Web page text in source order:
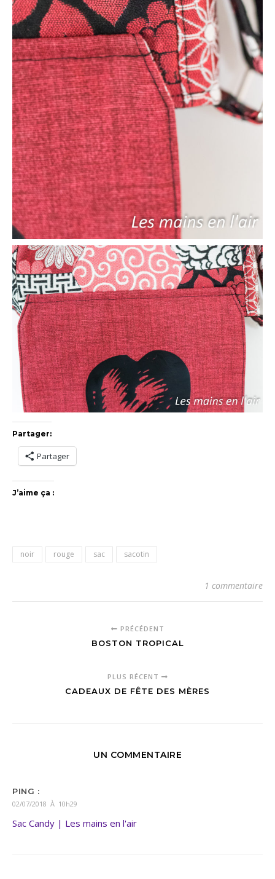
Partager:
Partager
J’aime ça :
noir rouge sac sacotin
1 commentaire
PRÉCÉDENT
BOSTON TROPICAL
PLUS RÉCENT
CADEAUX DE FÊTE DES MÈRES
UN COMMENTAIRE
PING :
02/07/2018 À 10h29
Sac Candy | Les mains en l'air